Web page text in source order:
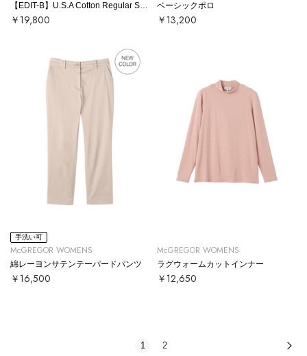
【EDIT-B】U.S.A Cotton Regular Shirt
￥19,800
ベーシックポロ
￥13,200
手洗い可
McGREGOR WOMENS
綿レーヨンサテンテーパードパンツ
￥16,500
McGREGOR WOMENS
ラグウォームカットインナー
￥12,650
1 2